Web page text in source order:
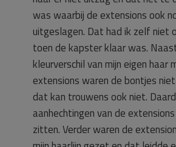
was waarbij de extensions ook
uitgeslagen. Dat had ik zelf niet
toen de kapster klaar was.
kleurverschil van mijn eigen haar
extensions waren de bontjes
dat kan trouwens ook niet.
aanhechtingen van de
zitten. Verder waren de